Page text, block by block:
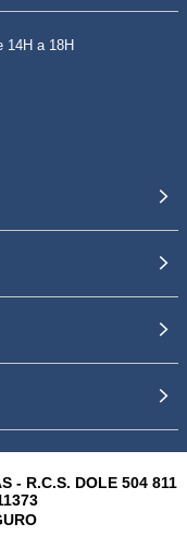
14H a 18H
- R.C.S. DOLE 504 811